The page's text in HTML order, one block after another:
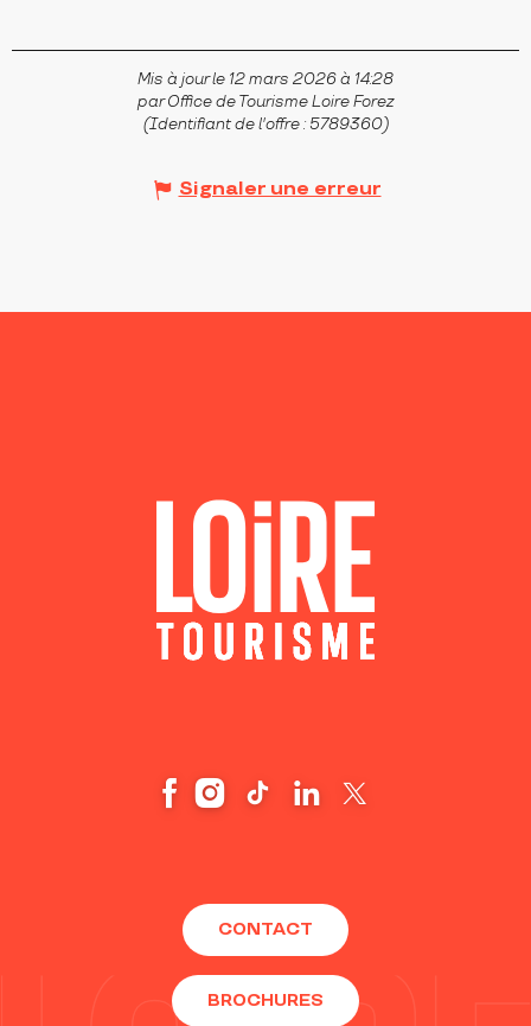
Mis à jour le 12 mars 2026 à 14:28
par Office de Tourisme Loire Forez
(Identifiant de l'offre : 5789360)
Signaler une erreur
CONTACT
BROCHURES